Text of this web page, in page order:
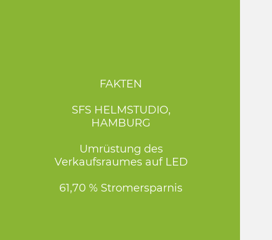
FAKTEN
SFS HELMSTUDIO,
HAMBURG
Umrüstung des
Verkaufsraumes auf LED
61,70 % Stromersparnis